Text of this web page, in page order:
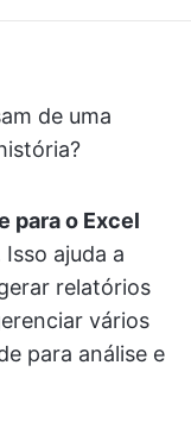
de uma
para o Excel
ajuda a
relatórios
vários
para análise e